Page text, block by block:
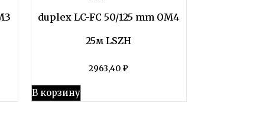
duplex LC-FC 50/125 mm OM4
25м LSZH
2963,40 ₽
В корзину